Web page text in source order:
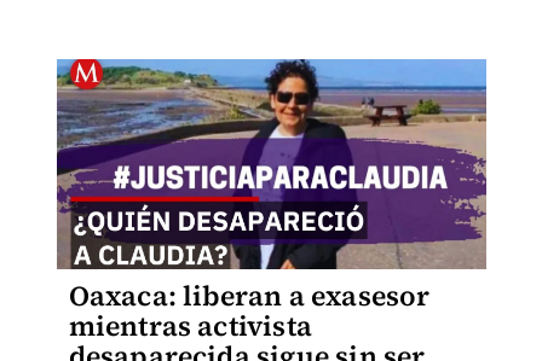
Oaxaca: liberan a exasesor
mientras activista